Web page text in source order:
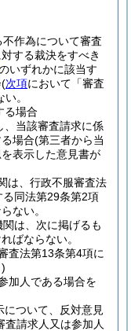
作為について審査
する裁決をすべき
いずれかに該当す
(次項において「審査
。
る場合
、当該審査請求に係
場合(第三者から当
表示した意見書が
は、行政不服審査法
同法第29条第2項
ない。
は、次に掲げるも
ばならない。
査法第13条第4項に
加人である場合を
について、反対意見
査請求人又は参加人